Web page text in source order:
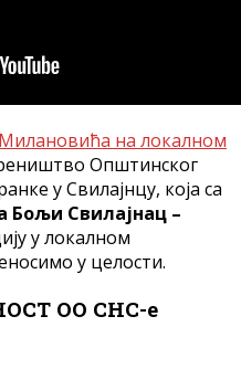
на локалном
Општинског
у Свилајнцу, која са
Бољи Свилајнац –
у локалном
у целости.
ОО СНС-е